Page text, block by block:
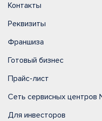
Контакты
Реквизиты
Франшиза
Готовый бизнес
Прайс-лист
Сеть сервисных центров
Для инвесторов